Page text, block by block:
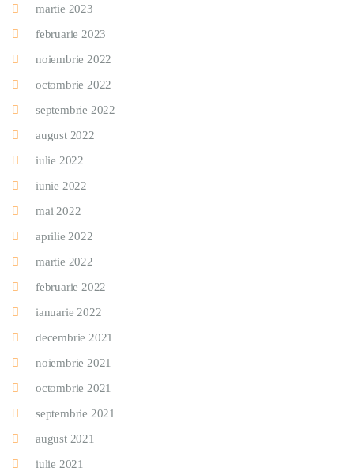
martie 2023
februarie 2023
noiembrie 2022
octombrie 2022
septembrie 2022
august 2022
iulie 2022
iunie 2022
mai 2022
aprilie 2022
martie 2022
februarie 2022
ianuarie 2022
decembrie 2021
noiembrie 2021
octombrie 2021
septembrie 2021
august 2021
iulie 2021